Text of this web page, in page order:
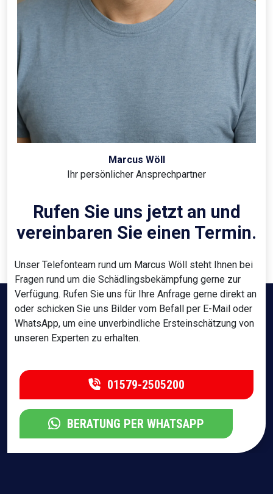
Marcus Wöll
Ihr persönlicher Ansprechpartner
Rufen Sie uns jetzt an und
vereinbaren Sie einen Termin.
Unser Telefonteam rund um Marcus Wöll steht Ihnen bei
Fragen rund um die Schädlingsbekämpfung gerne zur
Verfügung. Rufen Sie uns für Ihre Anfrage gerne direkt an
oder schicken Sie uns Bilder vom Befall per E-Mail oder
WhatsApp, um eine unverbindliche Ersteinschätzung von
unseren Experten zu erhalten.
01579-2505200
BERATUNG PER WHATSAPP